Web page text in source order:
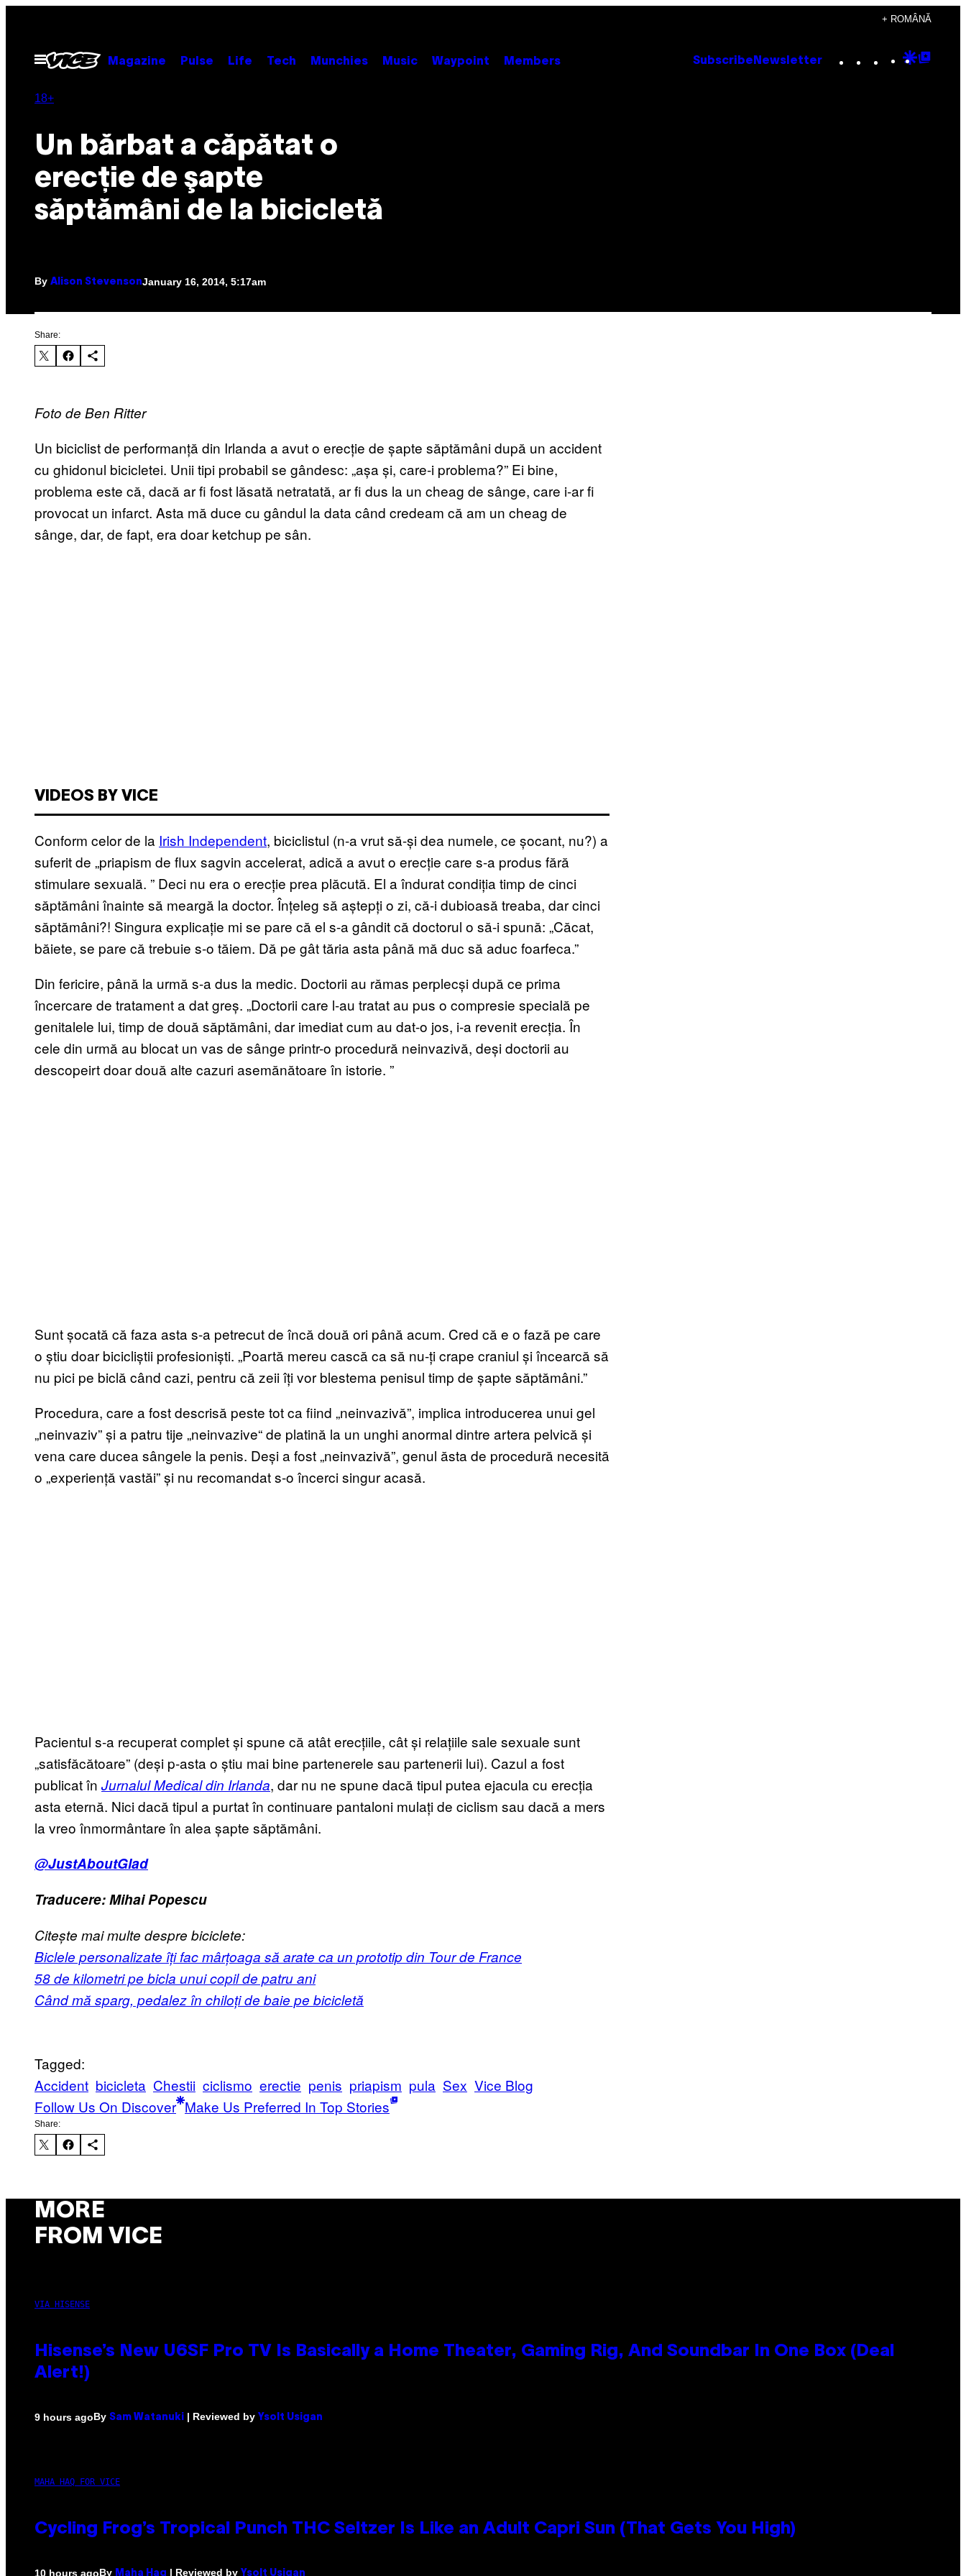
content
+ ROMÂNĂ
Open
Menu
Magazine Pulse Life Tech Munchies Music Waypoint Members Subscribe Newsletter Instagram
TikTok
YouTube
Google
18+
Un bărbat a căpătat o
erecţie de şapte
săptămâni de la bicicletă
By Alison StevensonJanuary 16, 2014, 5:17am
Share:
Foto de Ben Ritter
Un biciclist de performanță din Irlanda a avut o erecție de șapte săptămâni după un accident
cu ghidonul bicicletei. Unii tipi probabil se gândesc: „așa și, care-i problema?” Ei bine,
problema este că, dacă ar fi fost lăsată netratată, ar fi dus la un cheag de sânge, care i-ar fi
provocat un infarct. Asta mă duce cu gândul la data când credeam că am un cheag de
sânge, dar, de fapt, era doar ketchup pe sân.
VIDEOS BY VICE
Conform celor de la Irish Independent, biciclistul (n-a vrut să-și dea numele, ce șocant, nu?) a
suferit de „priapism de flux sagvin accelerat, adică a avut o erecție care s-a produs fără
stimulare sexuală. ” Deci nu era o erecție prea plăcută. El a îndurat condiția timp de cinci
săptămâni înainte să meargă la doctor. Înțeleg să aștepți o zi, că-i dubioasă treaba, dar cinci
săptămâni?! Singura explicație mi se pare că el s-a gândit că doctorul o să-i spună: „Căcat,
băiete, se pare că trebuie s-o tăiem. Dă pe gât tăria asta până mă duc să aduc foarfeca.”
Din fericire, până la urmă s-a dus la medic. Doctorii au rămas perplecși după ce prima
încercare de tratament a dat greș. „Doctorii care l-au tratat au pus o compresie specială pe
genitalele lui, timp de două săptămâni, dar imediat cum au dat-o jos, i-a revenit erecția. În
cele din urmă au blocat un vas de sânge printr-o procedură neinvazivă, deși doctorii au
descopeirt doar două alte cazuri asemănătoare în istorie. ”
Sunt șocată că faza asta s-a petrecut de încă două ori până acum. Cred că e o fază pe care
o știu doar bicicliștii profesioniști. „Poartă mereu cască ca să nu-ți crape craniul și încearcă să
nu pici pe biclă când cazi, pentru că zeii îți vor blestema penisul timp de șapte săptămâni.”
Procedura, care a fost descrisă peste tot ca fiind „neinvazivă”, implica introducerea unui gel
„neinvaziv” și a patru tije „neinvazive“ de platină la un unghi anormal dintre artera pelvică și
vena care ducea sângele la penis. Deși a fost „neinvazivă”, genul ăsta de procedură necesită
o „experiență vastăi” și nu recomandat s-o încerci singur acasă.
Pacientul s-a recuperat complet și spune că atât erecțiile, cât și relațiile sale sexuale sunt
„satisfăcătoare” (deși p-asta o știu mai bine partenerele sau partenerii lui). Cazul a fost
publicat în Jurnalul Medical din Irlanda, dar nu ne spune dacă tipul putea ejacula cu erecția
asta eternă. Nici dacă tipul a purtat în continuare pantaloni mulați de ciclism sau dacă a mers
la vreo înmormântare în alea șapte săptămâni.
@JustAboutGlad
Traducere: Mihai Popescu
Citește mai multe despre biciclete:
Biclele personalizate îți fac mârțoaga să arate ca un prototip din Tour de France
58 de kilometri pe bicla unui copil de patru ani
Când mă sparg, pedalez în chiloți de baie pe bicicletă
Tagged:
Accident bicicleta Chestii ciclismo erectie penis priapism pula Sex Vice Blog
Follow Us On Discover Make Us Preferred In Top Stories
Share:
MORE
FROM VICE
VIA HISENSE
Hisense’s New U6SF Pro TV Is Basically a Home Theater, Gaming Rig, And Soundbar In One Box (Deal
Alert!)
9 hours agoBy Sam Watanuki | Reviewed by Ysolt Usigan
MAHA HAQ FOR VICE
Cycling Frog’s Tropical Punch THC Seltzer Is Like an Adult Capri Sun (That Gets You High)
10 hours agoBy Maha Haq | Reviewed by Ysolt Usigan